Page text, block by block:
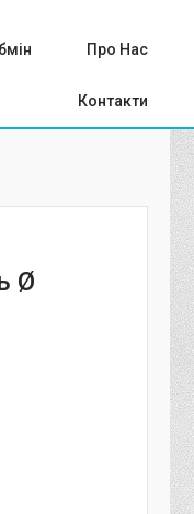
Про Нас
Контакти
Ø